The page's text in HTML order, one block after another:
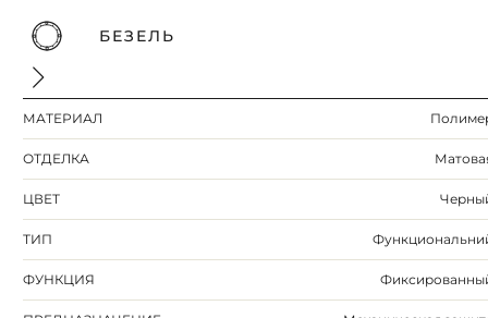
БЕЗЕЛЬ
МАТЕРИАЛ
ОТДЕЛКА
ЦВЕТ
ТИП
ФУНКЦИЯ